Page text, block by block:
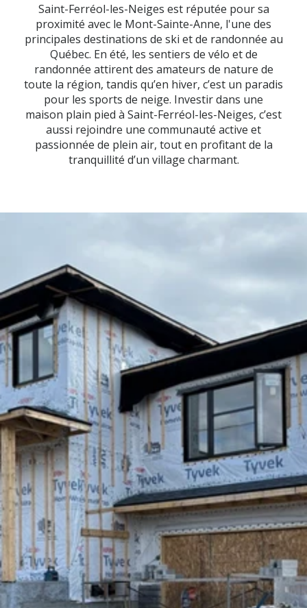
Saint-Ferréol-les-Neiges est réputée pour sa
proximité avec le Mont-Sainte-Anne, l'une des
principales destinations de ski et de randonnée au
Québec. En été, les sentiers de vélo et de
randonnée attirent des amateurs de nature de
toute la région, tandis qu’en hiver, c’est un paradis
pour les sports de neige. Investir dans une
maison plain pied à Saint-Ferréol-les-Neiges, c’est
aussi rejoindre une communauté active et
passionnée de plein air, tout en profitant de la
tranquillité d’un village charmant.